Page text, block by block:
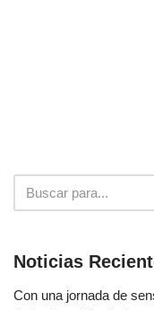
Noticias
Con una jornada de